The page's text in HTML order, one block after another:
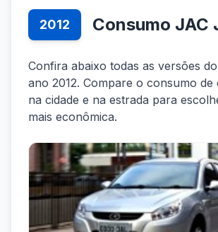
2012 Consumo JAC
Confira abaixo todas as versões
ano 2012. Compare o consumo
na cidade e na estrada para
mais econômica.